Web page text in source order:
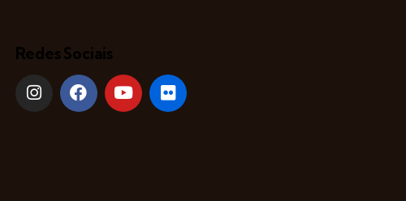
Redes Sociais